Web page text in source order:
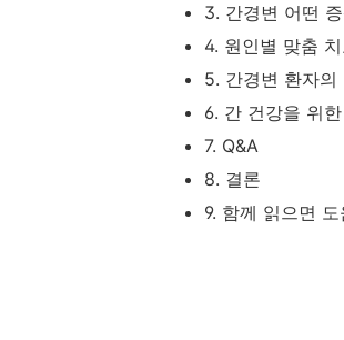
3. 간경변 어떤
4. 원인별 맞춤
5. 간경변 환자의
6. 간 건강을 위
7. Q&A
8. 결론
9. 함께 읽으면